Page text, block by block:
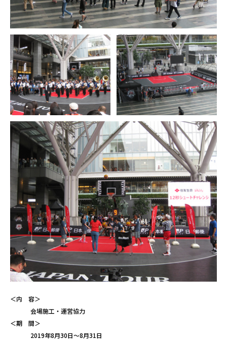
＜内 容＞
会場施工・運営協力
＜期 間＞
2019年8月30日～8月31日